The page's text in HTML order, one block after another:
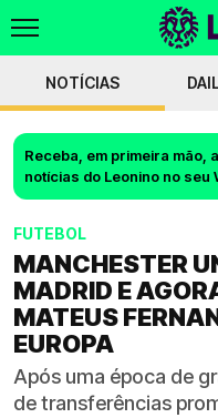
NOTÍCIAS
Receba, em primeira mão,
notícias do Leonino no seu
FUTEBOL
MANCHESTER
MADRID E
MATEUS
EUROPA
Após uma época de
de transferências